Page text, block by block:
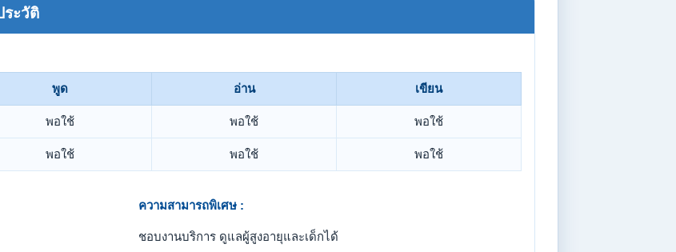
ระวัติ
พูด อ่าน เขียน
พอใช้ พอใช้ พอใช้
พอใช้ พอใช้ พอใช้
ความสามารถพิเศษ :
ชอบงานบริการ ดูแลผู้สูงอายุและเด็กได้